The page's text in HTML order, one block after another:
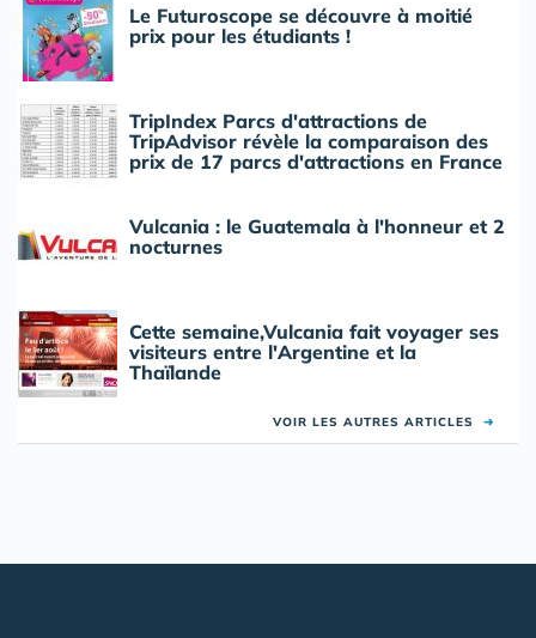
Le Futuroscope se découvre à moitié
prix pour les étudiants !
TripIndex Parcs d'attractions de
TripAdvisor révèle la comparaison des
prix de 17 parcs d'attractions en France
Vulcania : le Guatemala à l'honneur et 2
nocturnes
Cette semaine,Vulcania fait voyager ses
visiteurs entre l'Argentine et la
Thaïlande
VOIR LES AUTRES ARTICLES ➜